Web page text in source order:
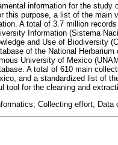
information for the
this purpose, a list of the main
A total of 3.7 million
Information (Sistema
and Use of Biodiversity
of the National
University of Mexico
A total of 610 main
and a standardized list of
for the cleaning and
Collecting effort; Data